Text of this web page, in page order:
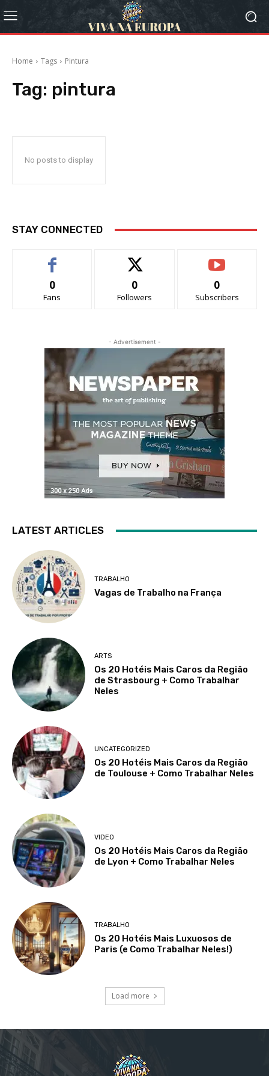
Home Tags Pintura
Tag: pintura
No posts to display
STAY CONNECTED
0
Fans
0
Followers
0
Subscribers
- Advertisement -
LATEST ARTICLES
TRABALHO
Vagas de Trabalho na França
ARTS
Os 20 Hotéis Mais Caros da Região
de Strasbourg + Como Trabalhar
Neles
UNCATEGORIZED
Os 20 Hotéis Mais Caros da Região
de Toulouse + Como Trabalhar Neles
VIDEO
Os 20 Hotéis Mais Caros da Região
de Lyon + Como Trabalhar Neles
TRABALHO
Os 20 Hotéis Mais Luxuosos de
Paris (e Como Trabalhar Neles!)
Load more